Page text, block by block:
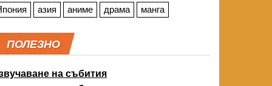
азия аниме драма манга
ПОЛЕЗНО
на събития